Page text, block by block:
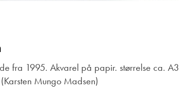
fra 1995. Akvarel på papir. størrelse ca. A3
Mungo Madsen)